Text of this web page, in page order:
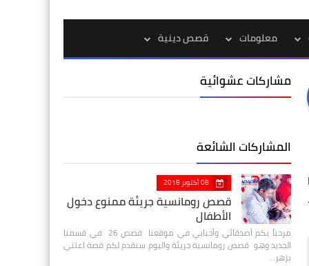
معلومات قصص دينية
-
مشاركات عشوائية
المشاركات الشائعة
08 أكتوبر 2018
قصص رومانسية جريئة ممنوع دخول
الأطفال
مرحباً بكم أصدقائي وأحبابي في موقعنا قصص 26 في قسمنا
الجديد وهو قصص رومانسية جريئة واليوم سنقدم لكم قصة اعتني
بزهر…